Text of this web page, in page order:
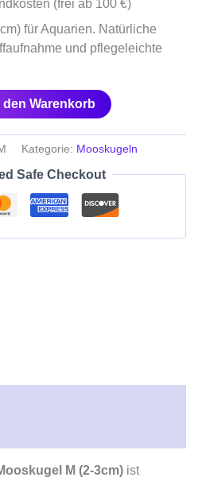
(frei ab 100 €)
für Aquarien. Natürliche
und pflegeleichte
den Warenkorb
Kategorie: Mooskugeln
Safe Checkout
M (2-3cm) ist